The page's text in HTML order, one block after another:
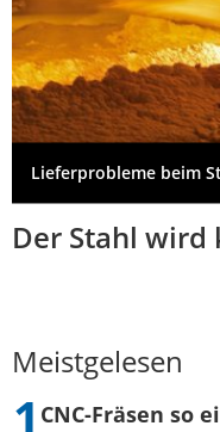
Lieferprobleme beim
Der Stahl wird
Meistgelesen
CNC-Fräsen so